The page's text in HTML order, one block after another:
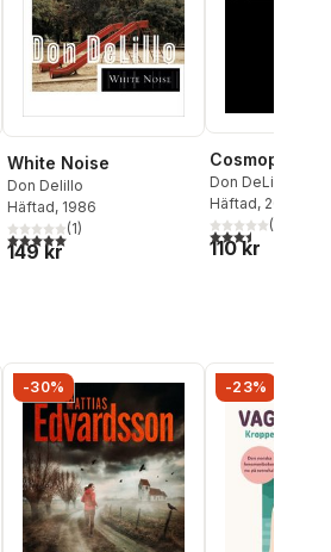
White Noise
Don Delillo
Häftad, 1986
5,0utav 5 stjärnor. Totalt antal röster:
(1)
149 kr
Cosmopolis
Don DeLillo
Häftad, 2011
3,5utav 5(
110 kr
-30% -23%